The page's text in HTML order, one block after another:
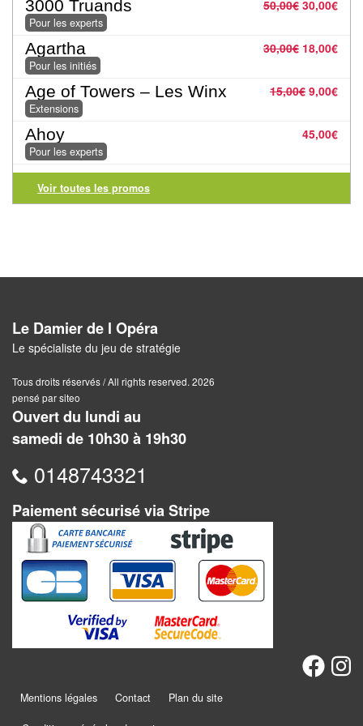
abstraits
Extensions
Casse-
têtes
Accessoires
Backgammon
Jeu
de
Coffrets
jeux
–
multijeux
Cartes
traditionnelles
Jeu
de
Dés
Maquettes
Chinoises
50,00€ 30,00€
3000 Truands
Pour les experts
30,00€ 18,00€
Agartha
Pour les initiés
15,00€ 9,00€
Age of Towers – Les Winx
Extensions
45,00€
Ahoy
Pour les experts
Voir toutes les promos
Le Damier de l Opéra
Le spécialiste du jeu de stratégie
Tous droits réservés / All rights reserved. 2026
pensé par siteo
Ouvert du lundi au
samedi de 10h30 à 19h30
0148743321
Paiement sécurisé via Stripe
Mentions légales Contact Plan du site